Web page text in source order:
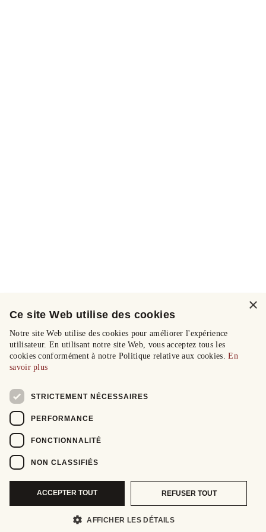
×
Ce site Web utilise des cookies
Notre site Web utilise des cookies pour améliorer l'expérience
utilisateur. En utilisant notre site Web, vous acceptez tous les
cookies conformément à notre Politique relative aux cookies.En
savoir plus
STRICTEMENT NÉCESSAIRES
PERFORMANCE
FONCTIONNALITÉ
NON CLASSIFIÉS
ACCEPTER TOUT REFUSER TOUT
AFFICHER LES DÉTAILS